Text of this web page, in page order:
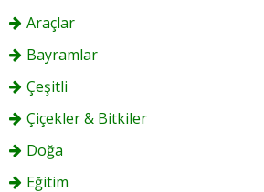
Araçlar
Bayramlar
Çeşitli
Çiçekler & Bitkiler
Doğa
Eğitim